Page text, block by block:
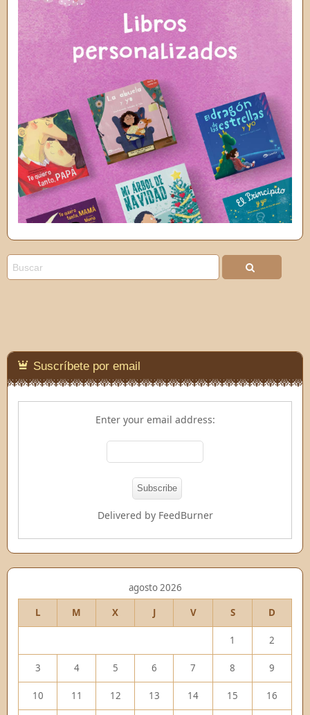
Suscríbete por email
Enter your email address:
Delivered by FeedBurner
agosto 2026
L
M X J V S D
1 2
3 4 5 6 7 8 9
10 11 12 13 14 15 16